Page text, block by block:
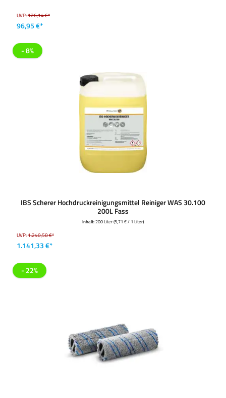
UVP:126,14 €*
96,95 €*
- 8%
IBS Scherer Hochdruckreinigungsmittel Reiniger WAS 30.100
200L Fass
Inhalt:200 Liter(5,71 € / 1 Liter)
UVP:1.240,58 €*
1.141,33 €*
- 22%